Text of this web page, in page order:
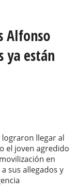
Alfonso
ya están
llegar al
el joven agredido
en
sus allegados y